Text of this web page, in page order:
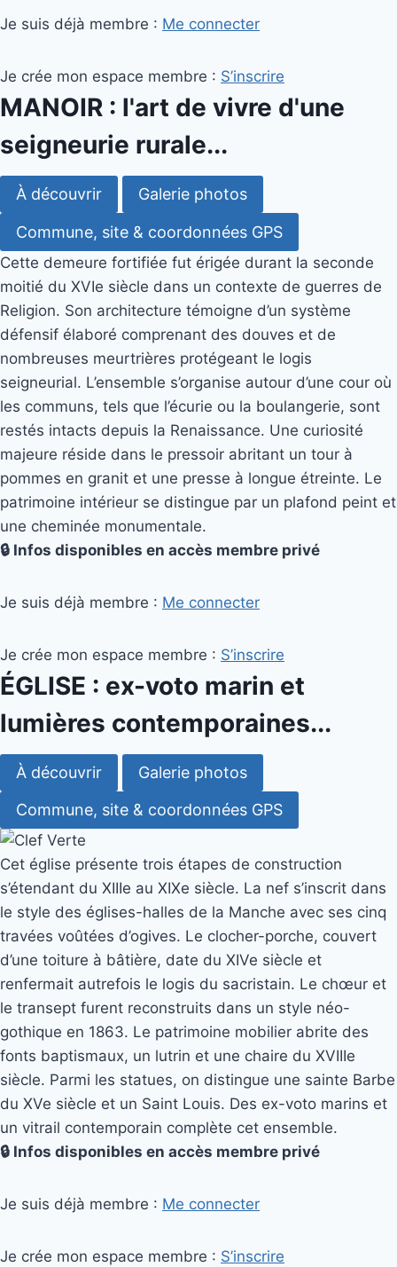
Je suis déjà membre : Me connecter
Je crée mon espace membre : S’inscrire
MANOIR : l'art de vivre d'une
seigneurie rurale...
À découvrir Galerie photos
Commune, site & coordonnées GPS
Cette demeure fortifiée fut érigée durant la seconde
moitié du XVIe siècle dans un contexte de guerres de
Religion. Son architecture témoigne d’un système
défensif élaboré comprenant des douves et de
nombreuses meurtrières protégeant le logis
seigneurial. L’ensemble s’organise autour d’une cour où
les communs, tels que l’écurie ou la boulangerie, sont
restés intacts depuis la Renaissance. Une curiosité
majeure réside dans le pressoir abritant un tour à
pommes en granit et une presse à longue étreinte. Le
patrimoine intérieur se distingue par un plafond peint et
une cheminée monumentale.
🔒 Infos disponibles en accès membre privé
Je suis déjà membre : Me connecter
Je crée mon espace membre : S’inscrire
ÉGLISE : ex-voto marin et
lumières contemporaines...
À découvrir Galerie photos
Commune, site & coordonnées GPS
Cet église présente trois étapes de construction
s’étendant du XIIIe au XIXe siècle. La nef s’inscrit dans
le style des églises-halles de la Manche avec ses cinq
travées voûtées d’ogives. Le clocher-porche, couvert
d’une toiture à bâtière, date du XIVe siècle et
renfermait autrefois le logis du sacristain. Le chœur et
le transept furent reconstruits dans un style néo-
gothique en 1863. Le patrimoine mobilier abrite des
fonts baptismaux, un lutrin et une chaire du XVIIIe
siècle. Parmi les statues, on distingue une sainte Barbe
du XVe siècle et un Saint Louis. Des ex-voto marins et
un vitrail contemporain complète cet ensemble.
🔒 Infos disponibles en accès membre privé
Je suis déjà membre : Me connecter
Je crée mon espace membre : S’inscrire